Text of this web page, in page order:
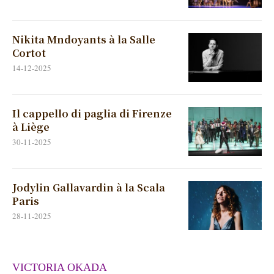
Nikita Mndoyants à la Salle
Cortot
14-12-2025
Il cappello di paglia di Firenze
à Liège
30-11-2025
Jodylin Gallavardin à la Scala
Paris
28-11-2025
VICTORIA OKADA